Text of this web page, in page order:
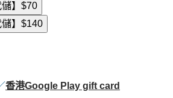
】 $70
】 $140
香港Google Play gift card